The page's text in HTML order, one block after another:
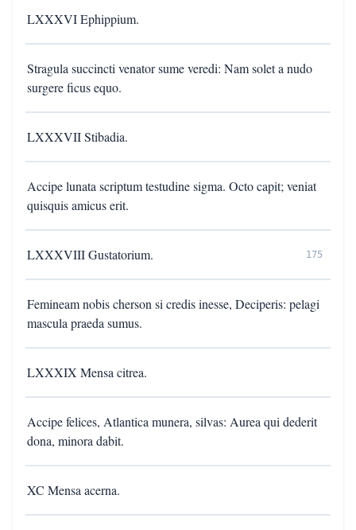
LXXXVI Ephippium.
Stragula succincti venator sume veredi: Nam solet a nudo
surgere ficus equo.
LXXXVII Stibadia.
Accipe lunata scriptum testudine sigma. Octo capit; veniat
quisquis amicus erit.
LXXXVIII Gustatorium. 175
Femineam nobis cherson si credis inesse, Deciperis: pelagi
mascula praeda sumus.
LXXXIX Mensa citrea.
Accipe felices, Atlantica munera, silvas: Aurea qui dederit
dona, minora dabit.
XC Mensa acerna.